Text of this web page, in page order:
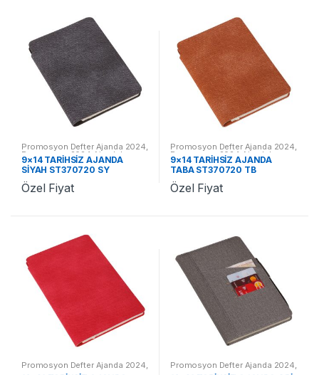
Promosyon Defter Ajanda 2024,
Promosyon 2024 Ajandalar
9×14 TARİHSİZ AJANDA
SİYAH ST370720 SY
Özel Fiyat
Promosyon Defter Ajanda 2024,
Promosyon 2024 Ajandalar
9×14 TARİHSİZ AJANDA
TABA ST370720 TB
Özel Fiyat
Promosyon Defter Ajanda 2024,
Promosyon 2024 Ajandalar
Promosyon Defter Ajanda 2024,
Promosyon 2024 Ajandalar